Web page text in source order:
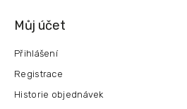
Můj účet
Přihlášení
Registrace
Historie objednávek